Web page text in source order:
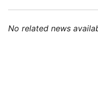
No related news